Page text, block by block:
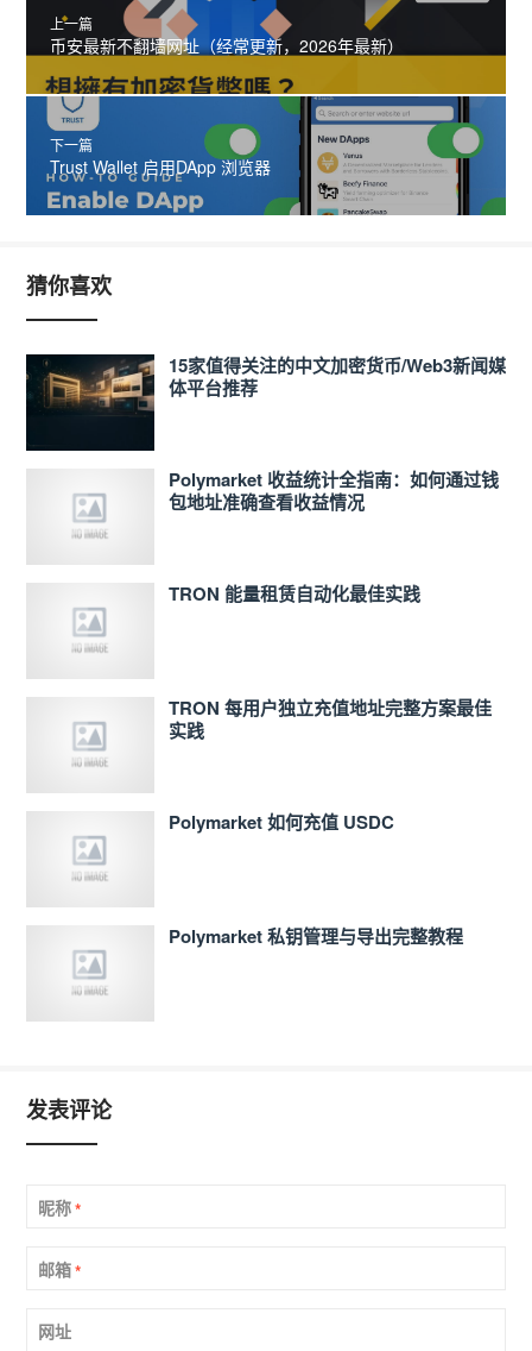
上一篇
币安最新不翻墙网址（经常更新，2026年最新）
下一篇
Trust Wallet 启用DApp 浏览器
猜你喜欢
15家值得关注的中文加密货币/Web3新闻媒
体平台推荐
Polymarket 收益统计全指南：如何通过钱
包地址准确查看收益情况
TRON 能量租赁自动化最佳实践
TRON 每用户独立充值地址完整方案最佳
实践
Polymarket 如何充值 USDC
Polymarket 私钥管理与导出完整教程
发表评论
昵称*
邮箱*
网址